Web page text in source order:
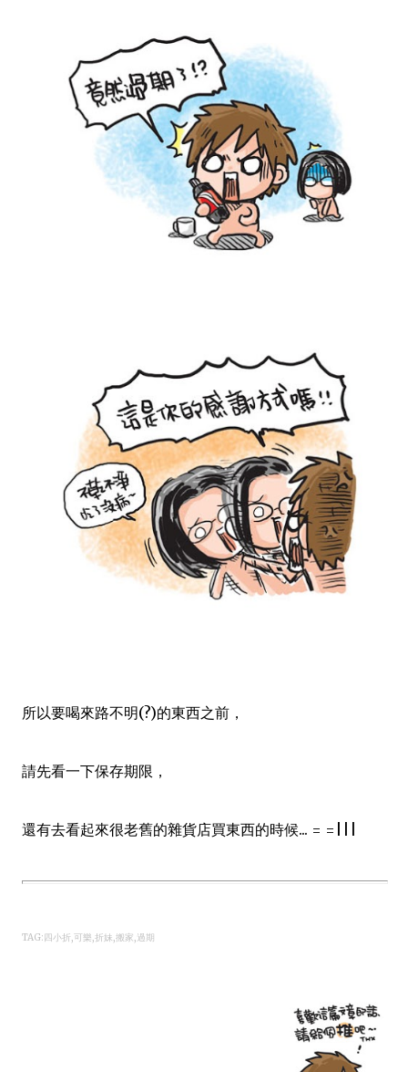
所以要喝來路不明(?)的東西之前，
請先看一下保存期限，
還有去看起來很老舊的雜貨店買東西的時候... = =|||
TAG:四小折,可樂,折妹,搬家,過期